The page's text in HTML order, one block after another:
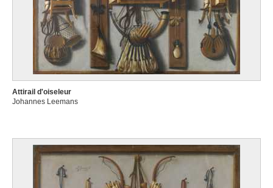
Attirail d'oiseleur
Johannes Leemans